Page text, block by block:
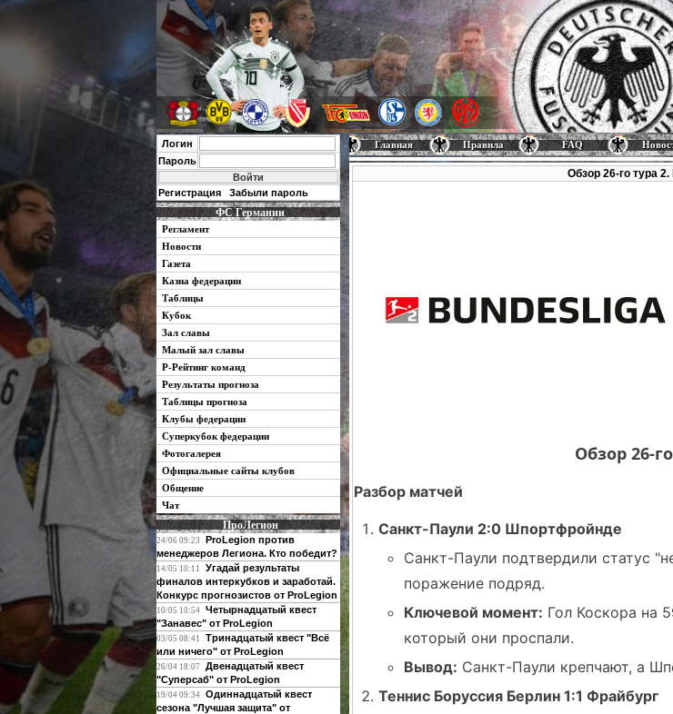
Логин
Пароль
Регистрация Забыли пароль
ФС Германии
Регламент
Новости
Газета
Казна федерации
Таблицы
Кубок
Зал славы
Малый зал славы
Р-Рейтинг команд
Результаты прогноза
Таблицы прогноза
Клубы федерации
Суперкубок федерации
Фотогалерея
Официальные сайты клубов
Общение
Чат
ПроЛегион
24/06 09:23
ProLegion против
менеджеров Легиона. Кто победит?
14/05 10:11
Угадай результаты
финалов интеркубков и заработай.
Конкурс прогнозистов от ProLegion
10/05 10:54 Четырнадцатый квест
"Занавес" от ProLegion
03/05 08:41
Тринадцатый квест "Всё
или ничего" от ProLegion
26/04 18:07
Двенадцатый квест
"Суперсаб" от ProLegion
19/04 09:34 Одиннадцатый квест
сезона "Лучшая защита" от
Главная Правила FAQ
Обзор 26-го тура
Обзор 26-
Разбор матчей
Санкт-Паули 2:0 Шпортфройнде
Санкт-Паули подтвердили статус
поражение подряд.
Ключевой момент: Гол Коскора на
который они проспали.
Вывод: Санкт-Паули крепчают, а
Теннис Боруссия Берлин 1:1 Фрайбург